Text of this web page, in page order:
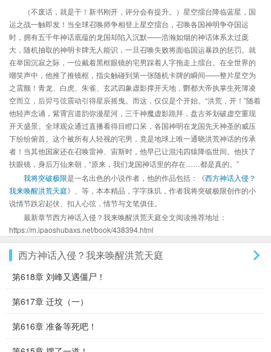
（不废话，就是干！新书刚开，评分会有提升。）星空擂台降临蓝星，国
运之战一触即发！当全球召唤师争相登上星空擂台，召唤各国神明争夺国运
时，拥有五千年神话底蕴的龙国却陷入沉默——浩瀚如烟的神话体系太过庞
大，随机抽取的神明卡牌无人能识，一旦召唤失败将面临国运暴跌的惩罚。就
在举国沉寂之际，一位戴着黑框眼镜的宅男踩着人字拖走上擂台。在全世界的
嘲笑声中，他推了推镜框，指尖触碰到第一张随机卡牌的瞬间——整片星空为
之震颤！青龙、白虎、朱雀、玄武四象虚影撑开天地，酆都大帝执掌生死簿凌
空而立，后羿弓弦震动引得星辰摇曳。而这，仅仅是个开始。“洪荒，开！”随着
他轻声念诵，紫霄宫道韵弥漫星河，三千神魔虚影跪拜，盘古斧划破虚空重现
开天盛景。全球观众通过直播看得目瞪口呆，各国神明在龙国先天神圣的威压
下纷纷俯首。这个被所有人轻视的宅男，竟是地球上唯一通晓洪荒神话的传承
者！当其他国家还在召唤雷神、宙斯时，他早已让混沌四猿降临世间。他扶了
扶眼镜，身后万仙来朝，“原来，我们龙国神话里的存在……都是真的。”
我将突破极限是一名出色的小说作者，他的作品包括：《西方神话入侵？
我来唤醒洪荒天庭》、等，本本精品，字字珠玑，作者我将突破极限创作的小
说情节跌宕起伏、扣人心弦，情节与文笔俱佳。
最新章节西方神话入侵？我来唤醒洪荒天庭全文阅读推荐地址：
https://m.ipaoshubaxs.net/book/438394.html
西方神话入侵？我来唤醒洪荒天庭
第618章 刘峰又遇僵尸！
第617章 迁坟（一）
第616章 准备等死吧！